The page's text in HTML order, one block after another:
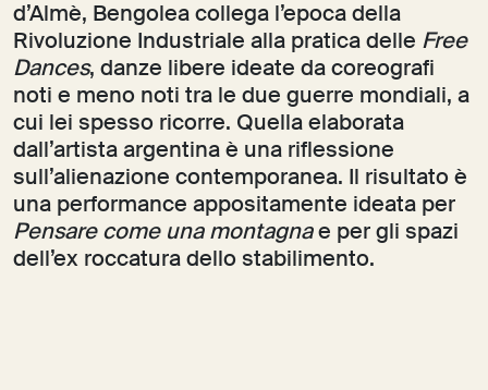
d’Almè, Bengolea collega l’epoca della
Rivoluzione Industriale alla pratica delle Free
Dances, danze libere ideate da coreografi
noti e meno noti tra le due guerre mondiali, a
cui lei spesso ricorre. Quella elaborata
dall’artista argentina è una riflessione
sull’alienazione contemporanea. Il risultato è
una performance appositamente ideata per
Pensare come una montagnae per gli spazi
dell’ex roccatura dello stabilimento.